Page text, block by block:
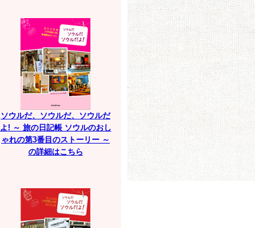
ソウルだ、ソウルだ、ソウルだ
よ! ～ 旅の日記帳 ソウルのおし
ゃれの第3番目のストーリー ～
の詳細はこちら